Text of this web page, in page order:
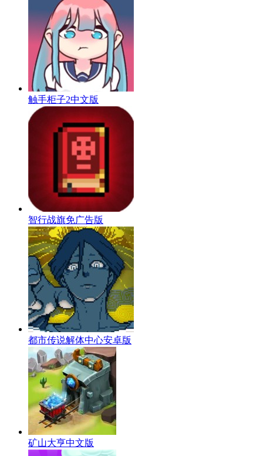
触手柜子2中文版
智行战旗免广告版
都市传说解体中心安卓版
矿山大亨中文版